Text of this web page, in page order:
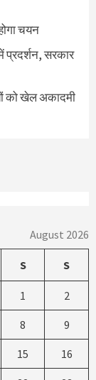
चयन
प्रदर्शन, सरकार
को खेल अकादमी
August 2026
S S
1 2
8 9
15 16